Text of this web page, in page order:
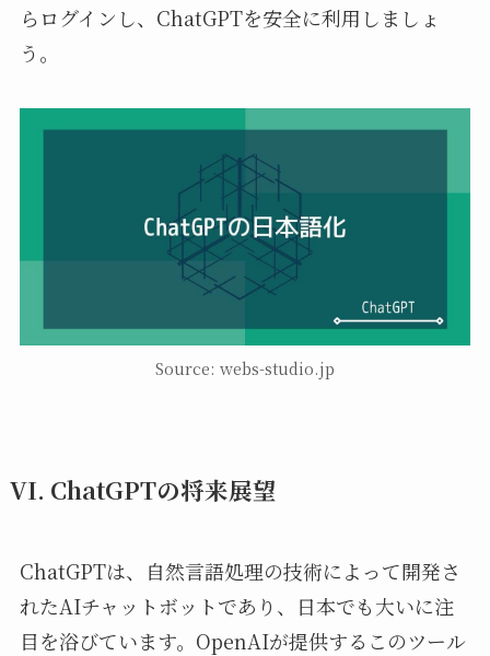
らログインし、ChatGPTを安全に利用しましょ
う。
Source: webs-studio.jp
VI. ChatGPTの将来展望
ChatGPTは、自然言語処理の技術によって開発さ
れたAIチャットボットであり、日本でも大いに注
目を浴びています。OpenAIが提供するこのツール